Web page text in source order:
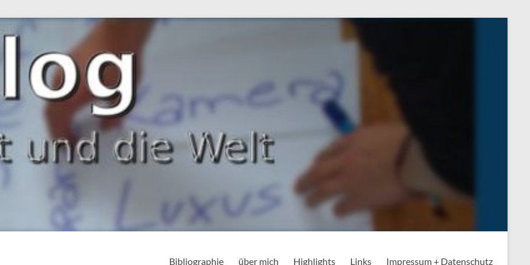
Bibliographie über mich Highlights Links Impressum + Datenschutz